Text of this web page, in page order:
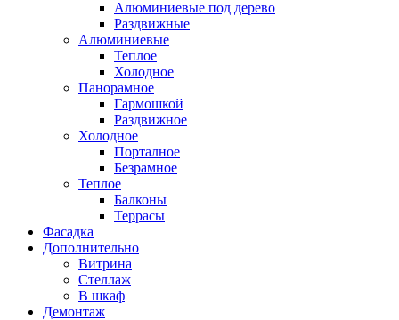
Алюминиевые под дерево
Раздвижные
Алюминиевые
Теплое
Холодное
Панорамное
Гармошкой
Раздвижное
Холодное
Порталное
Безрамное
Теплое
Балконы
Террасы
Фасадка
Дополнительно
Витрина
Стеллаж
В шкаф
Демонтаж